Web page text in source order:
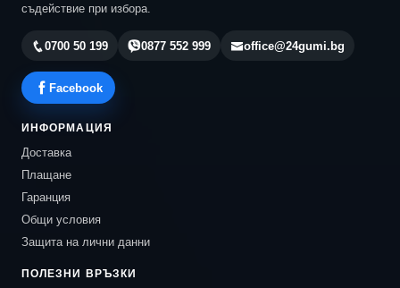
съдействие при избора.
0700 50 199 0877 552 999 office@24gumi.bg
Facebook
ИНФОРМАЦИЯ
Доставка
Плащане
Гаранция
Общи условия
Защита на лични данни
ПОЛЕЗНИ ВРЪЗКИ